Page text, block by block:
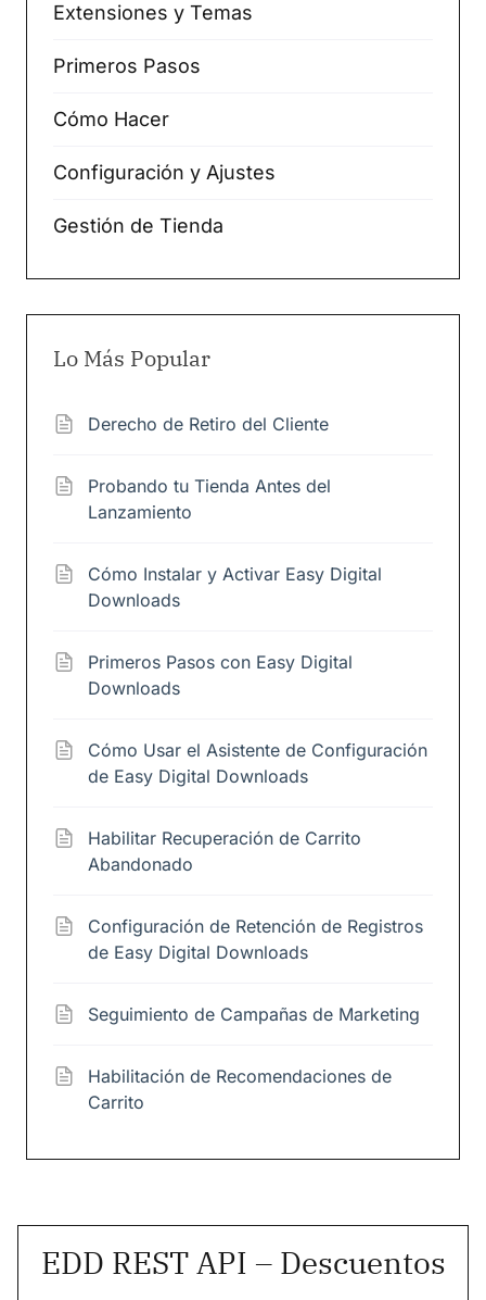
Extensiones y Temas
Primeros Pasos
Cómo Hacer
Configuración y Ajustes
Gestión de Tienda
Lo Más Popular
Derecho de Retiro del Cliente
Probando tu Tienda Antes del
Lanzamiento
Cómo Instalar y Activar Easy Digital
Downloads
Primeros Pasos con Easy Digital
Downloads
Cómo Usar el Asistente de Configuración
de Easy Digital Downloads
Habilitar Recuperación de Carrito
Abandonado
Configuración de Retención de Registros
de Easy Digital Downloads
Seguimiento de Campañas de Marketing
Habilitación de Recomendaciones de
Carrito
EDD REST API – Descuentos